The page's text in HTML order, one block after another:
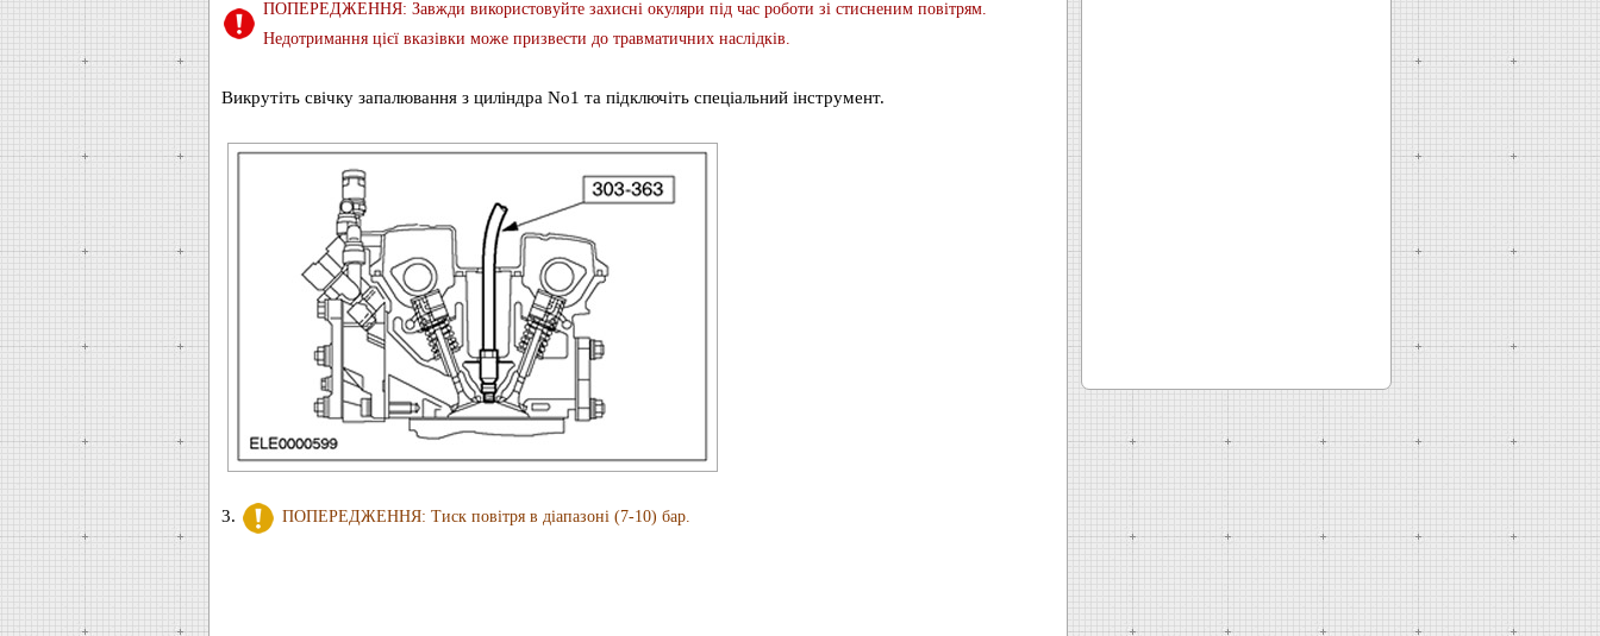
ПОПЕРЕДЖЕННЯ: Завжди використовуйте захисні окуляри під час роботи зі стисненим повітрям.
Недотримання цієї вказівки може призвести до травматичних наслідків.
Викрутіть свічку запалювання з циліндра No1 та підключіть спеціальний інструмент.
3. ПОПЕРЕДЖЕННЯ: Тиск повітря в діапазоні (7-10) бар.